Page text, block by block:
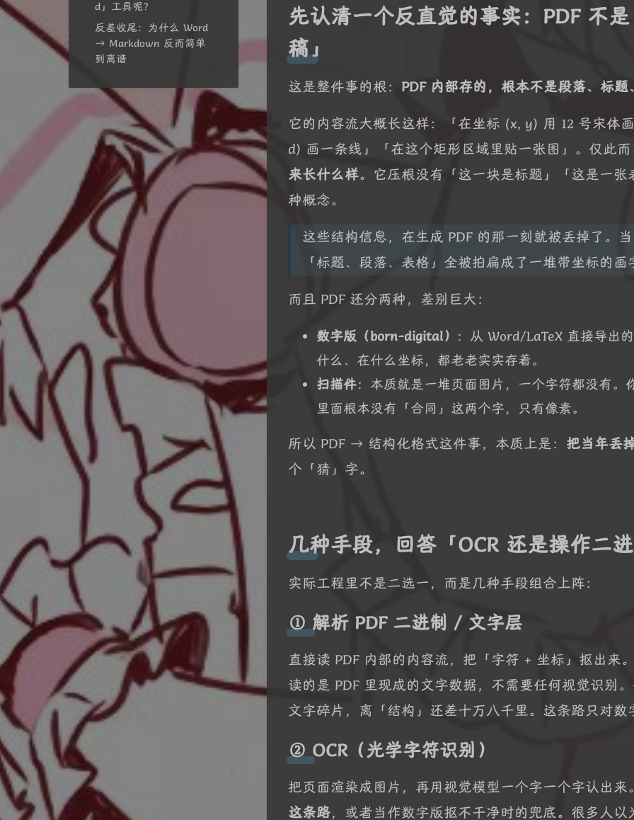
d」工具呢？
反差收尾：为什么 Word
→ Markdown 反而简单
到离谱
先认清一个反直觉的事实：PDF 不
稿」
这是整件事的根： PDF 内部存的，根本不是段落、标
它的内容流大概长这样：「在坐标 (x, y) 用 12 号宋体
d) 画一条线」「在这个矩形区域里贴一张图」。仅此
来长什么样。它压根没有「这一块是标题」「这是一
种概念。
这些结构信息，在生成 PDF 的那一刻就被丢掉了。
「标题、段落、表格」全被拍扁成了一堆带坐标的画
而且 PDF 还分两种，差别巨大：
数字版（born-digital） ：从 Word/LaTeX 直接导出
什么、在什么坐标，都老老实实存着。
扫描件：本质就是一堆页面图片，一个字符都没有
里面根本没有「合同」这两个字，只有像素。
所以 PDF → 结构化格式这件事，本质上是： 把当年丢
个「猜」字。
几种手段，回答「OCR 还是操作二
实际工程里不是二选一，而是几种手段组合上阵：
① 解析 PDF 二进制 / 文字层
直接读 PDF 内部的内容流，把「字符 + 坐标」抠出来
读的是 PDF 里现成的文字数据，不需要任何视觉识别
文字碎片，离「结构」还差十万八千里。这条路只对数
② OCR（光学字符识别）
把页面渲染成图片，再用视觉模型一个字一个字认出来
这条路，或者当作数字版抠不干净时的兜底。很多人以